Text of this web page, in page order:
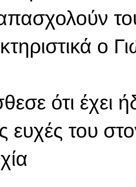
ο
ότι έχει
ευχές του